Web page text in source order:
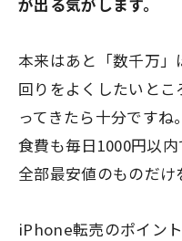
本来はあと「数千万」
回りをよくしたいと
ってきたら十分です
食費も毎日1000円以
全部最安値のものだけ
iPhone転売のポイント